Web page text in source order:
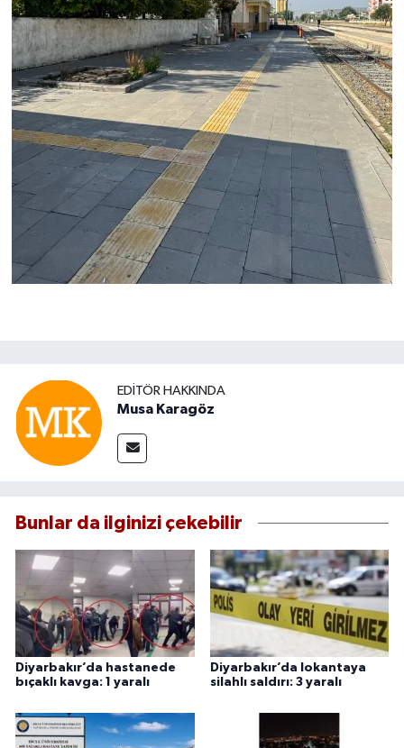
EDITÖR HAKKINDA
Musa Karagöz
Bunlar da ilginizi çekebilir
Diyarbakır’da hastanede
bıçaklı kavga: 1 yaralı
Diyarbakır’da lokantaya
silahlı saldırı: 3 yaralı